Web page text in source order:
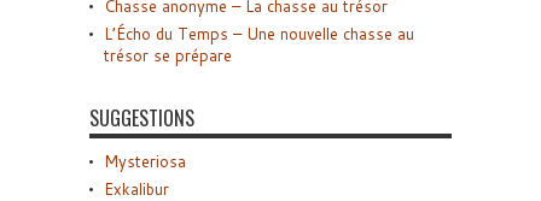
Chasse anonyme – La chasse au trésor
L’Écho du Temps – Une nouvelle chasse au
trésor se prépare
SUGGESTIONS
Mysteriosa
Exkalibur